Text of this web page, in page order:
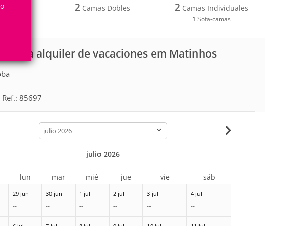
2 Camas Dobles 2 Camas Individuales
1 Sofa-camas
para alquiler de vacaciones em Matinhos
85697
calendar-
month
29 jun
--
30 jun
--
1 jul
--
2 jul
--
3 jul
--
4 jul
--
julio 2026
lun mar mié jue vie sáb